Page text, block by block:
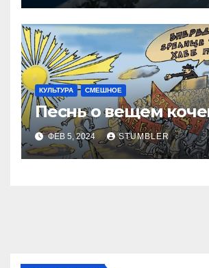
КУЛЬТУРА СМЕШНОЕ
Песнь о вещем
ФЕВ 5, 2024 STUMBLER